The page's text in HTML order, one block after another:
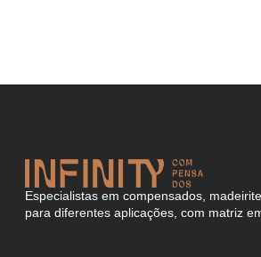
Especialistas em compensados,
para diferentes aplicações, com matriz